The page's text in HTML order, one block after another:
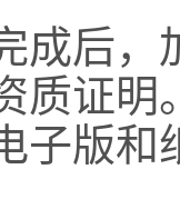
成后，
质证明
子版